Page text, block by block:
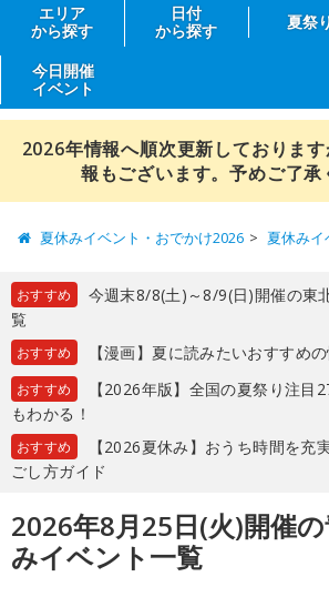
エリア
から探す
日付
から探す
夏祭
今日開催
イベント
2026年情報へ順次更新しておりま
報もございます。予めご了承
夏休みイベント・おでかけ2026 夏休み
おすすめ
今週末8/8(土)～8/9(日)開催の東
覧
おすすめ 【漫画】夏に読みたいおすすめ
おすすめ
【2026年版】全国の夏祭り注目
もわかる！
おすすめ
【2026夏休み】おうち時間を充
ごし方ガイド
2026年8月25日(火)開催
みイベント一覧